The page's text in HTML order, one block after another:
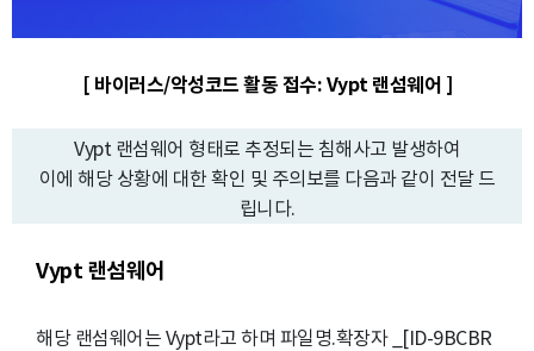
[ 바이러스/악성코드 활동 접수: Vypt 랜섬웨어 ]
Vypt 랜섬웨어 형태로 추정되는 침해사고 발생하여
이에 해당 상황에 대한 확인 및 주의보를 다음과 같이 전달 드
립니다.
Vypt 랜섬웨어
해당 랜섬웨어는 Vypt라고 하며 파일명.확장자 _[ID-9BCBR